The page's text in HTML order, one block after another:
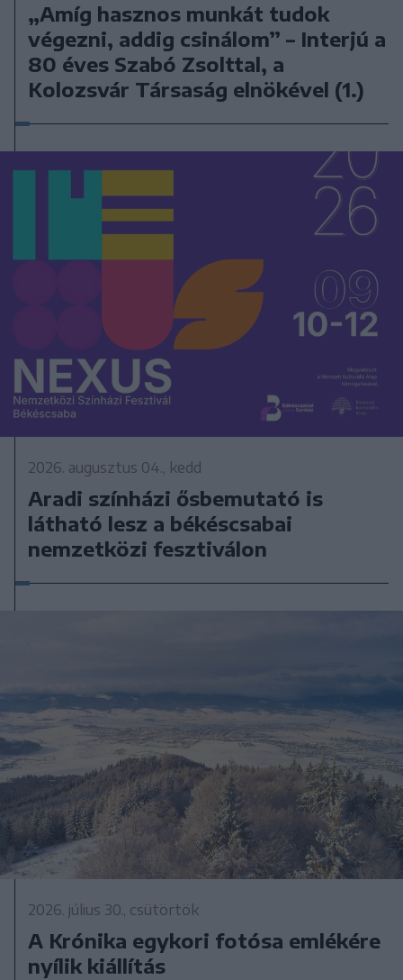
„Amíg hasznos munkát tudok
végezni, addig csinálom” – Interjú a
80 éves Szabó Zsolttal, a
Kolozsvár Társaság elnökével (1.)
2026. augusztus 04., kedd
Aradi színházi ősbemutató is
látható lesz a békéscsabai
nemzetközi fesztiválon
2026. július 30., csütörtök
A Krónika egykori fotósa emlékére
nyílik kiállítás